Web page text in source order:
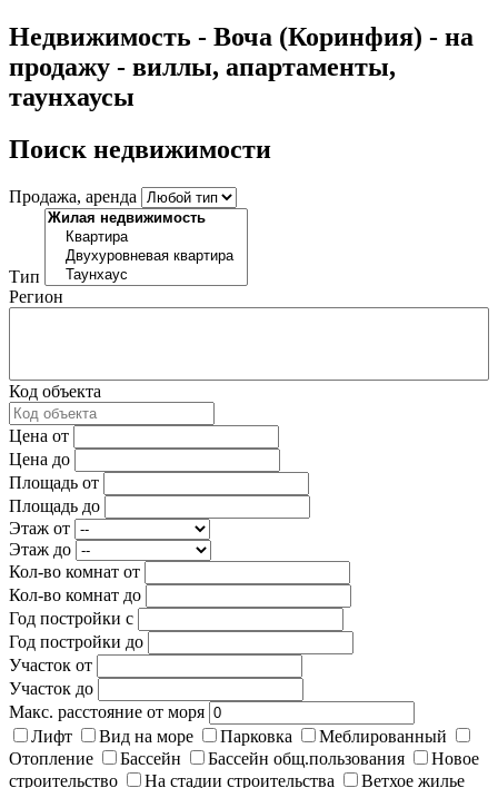
Недвижимость - Воча (Коринфия) - на
продажу - виллы, апартаменты,
таунхаусы
Поиск недвижимости
Продажа, аренда
Тип
Регион
Код объекта
Цена от
Цена до
Площадь от
Площадь до
Этаж от
Этаж до
Кол-во комнат от
Кол-во комнат до
Год постройки с
Год постройки до
Участок от
Участок до
Макс. расстояние от моря
Лифт
Вид на море Парковка
Меблированный
Отопление
Бассейн Бассейн общ.пользования
Новое
строительство
На стадии строительства
Ветхое жилье